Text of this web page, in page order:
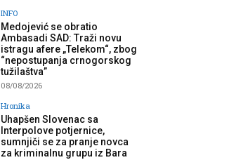
INFO
Medojević se obratio
Ambasadi SAD: Traži novu
istragu afere „Telekom“, zbog
“nepostupanja crnogorskog
tužilaštva”
08/08/2026
Hronika
Uhapšen Slovenac sa
Interpolove potjernice,
sumnjiči se za pranje novca
za kriminalnu grupu iz Bara